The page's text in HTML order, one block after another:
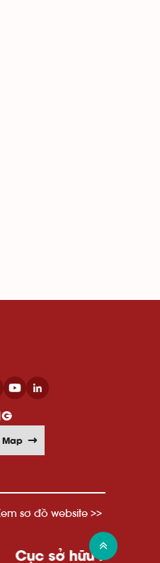
sơ đồ website >>
trí tuệ Wipo